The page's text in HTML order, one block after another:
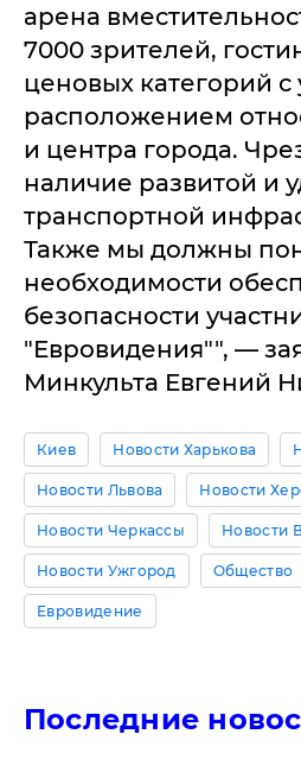
арена
7000 зрителей,
ценовых категорий
расположением
и центра города.
наличие развитой и
транспортной
Также мы должны
необходимости
безопасности
"Евровидения"", —
Минкульта Евгений
Киев Новости Харькова
Новости Львова Новости
Новости Черкассы Новости
Новости Ужгород Общество
Евровидение
Последние